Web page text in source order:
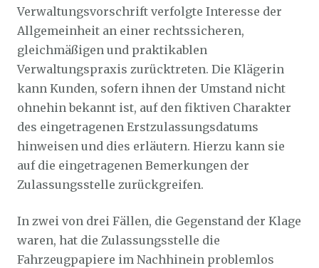
Verwaltungsvorschrift verfolgte Interesse der
Allgemeinheit an einer rechtssicheren,
gleichmäßigen und praktikablen
Verwaltungspraxis zurücktreten. Die Klägerin
kann Kunden, sofern ihnen der Umstand nicht
ohnehin bekannt ist, auf den fiktiven Charakter
des eingetragenen Erstzulassungsdatums
hinweisen und dies erläutern. Hierzu kann sie
auf die eingetragenen Bemerkungen der
Zulassungsstelle zurückgreifen.
In zwei von drei Fällen, die Gegenstand der Klage
waren, hat die Zulassungsstelle die
Fahrzeugpapiere im Nachhinein problemlos